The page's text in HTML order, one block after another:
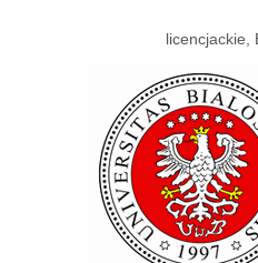
licencjackie,